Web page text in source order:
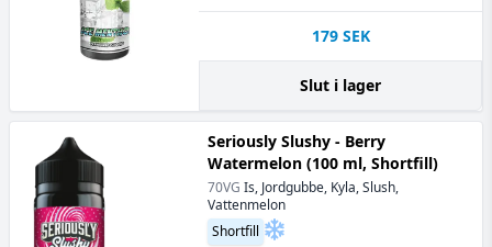
179 SEK
Slut i lager
Seriously Slushy - Berry
Watermelon (100 ml, Shortfill)
70VG Is, Jordgubbe, Kyla, Slush,
Vattenmelon
Shortfill